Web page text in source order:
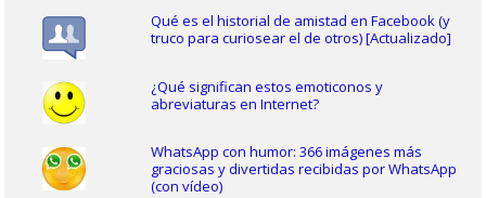
Qué es el historial de amistad en Facebook (y
truco para curiosear el de otros) [Actualizado]
¿Qué significan estos emoticonos y
abreviaturas en Internet?
WhatsApp con humor: 366 imágenes más
graciosas y divertidas recibidas por WhatsApp
(con vídeo)